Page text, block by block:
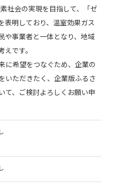
社会の実現を目指して、「ゼ
表明しており、温室効果ガス
や事業者と一体となり、地域
です。
に希望をつなぐため、企業の
いただきたく、企業版ふるさ
て、ご検討よろしくお願い申